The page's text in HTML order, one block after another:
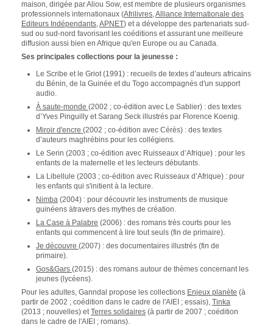
maison, dirigée par Aliou Sow, est membre de plusieurs organismes
professionnels internationaux (Afrilivres,Alliance Internationale des
Editeurs Indépendants,APNET) et a développe des partenariats sud-
sud ou sud-nord favorisant les coéditions et assurant une meilleure
diffusion aussi bien en Afrique qu'en Europe ou au Canada.
Ses principales collections pour la jeunesse :
Le Scribe et le Griot (1991) : recueils de textes d’auteurs africains
du Bénin, de la Guinée et du Togo accompagnés d'un support
audio.
À saute-monde (2002 ; co-édition avec Le Sablier) : des textes
d’Yves Pinguilly et Sarang Seck illustrés par Florence Koenig.
Miroir d'encre (2002 ; co-édition avec Cérès) : des textes
d’auteurs maghrébins pour les collégiens.
Le Serin (2003 ; co-édition avec Ruisseaux d’Afrique) : pour les
enfants de la maternelle et les lecteurs débutants.
La Libellule (2003 ; co-édition avec Ruisseaux d’Afrique) : pour
les enfants qui s'initient à la lecture.
Nimba (2004) : pour découvrir les instruments de musique
guinéens àtravers des mythes de création.
La Case à Palabre (2006) : des romans très courts pour les
enfants qui commencent à lire tout seuls (fin de primaire).
Je découvre (2007) : des documentaires illustrés (fin de
primaire).
Gos&Gars (2015) : des romans autour de thèmes concernant les
jeunes (lycéens).
Pour les adultes, Ganndal propose les collections Enjeux planète (à
partir de 2002 ; coédition dans le cadre de l'AIEI ; essais), Tinka
(2013 ; nouvelles) etTerres solidaires (à partir de 2007 ; coédition
dans le cadre de l'AIEI ; romans).